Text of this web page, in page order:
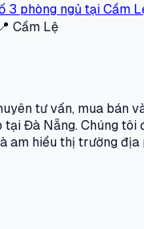
3 phòng ngủ tại Cẩm
📍 Cẩm Lệ
tư vấn, mua bán
tại Đà Nẵng. Chúng tôi
am hiểu thị trường địa